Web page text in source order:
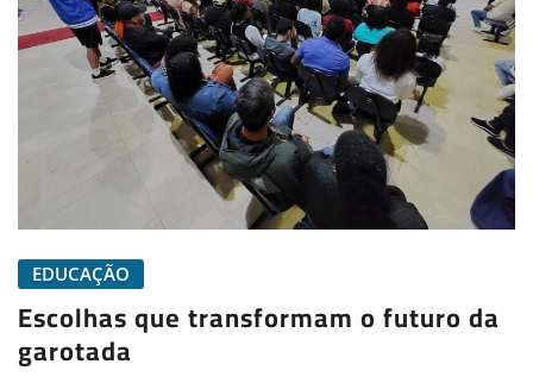
EDUCAÇÃO
Escolhas que transformam o futuro da
garotada